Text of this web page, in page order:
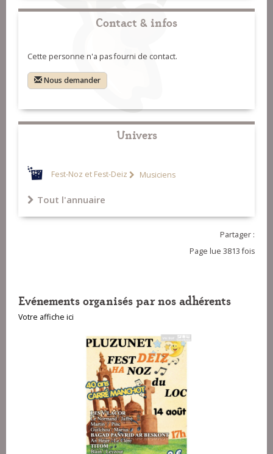
Contact & infos
Cette personne n'a pas fourni de contact.
Nous demander
Univers
Fest-Noz et Fest-Deiz Musiciens
Tout l'annuaire
Partager :
Page lue 3813 fois
Evénements organisés par nos adhérents
Votre affiche ici